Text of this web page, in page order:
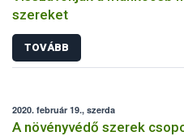
szereket
TOVÁBB
2020. február 19., szerda
A növényvédő szerek